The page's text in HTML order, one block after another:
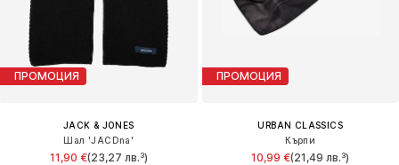
ПРОМОЦИЯ
JACK & JONES
Шал 'JACDna'
11,90 €(23,27 лв.³)
ПРОМОЦИЯ
URBAN CLASSICS
Кърпи
10,99 €(21,49 лв.³)